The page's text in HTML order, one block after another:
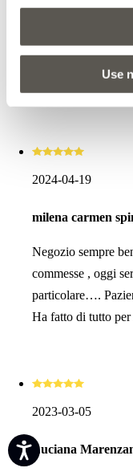
Use
Negozio
veramente
2024-04-19
milena carmen
Negozio sempre
commesse , oggi
particolare….
Ha fatto di tutto
2023-03-05
Luciana